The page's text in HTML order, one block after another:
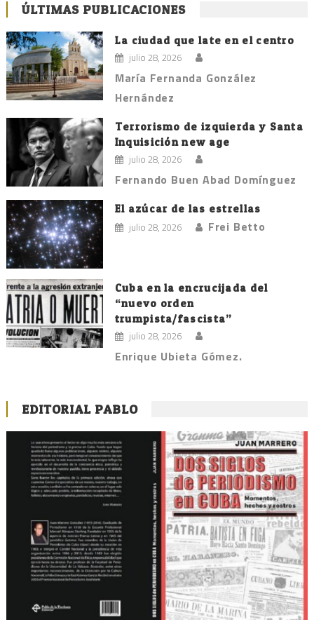
ÚLTIMAS PUBLICACIONES
La ciudad que late en el centro
julio 28, 2026
María Fernanda González
Hernández
Terrorismo de izquierda y Santa
Inquisición new age
julio 28, 2026
Fernando Buen Abad Domínguez
El azúcar de las estrellas
julio 28, 2026 Frei Betto
Cuba en la encrucijada del
“nuevo orden
trumpista/fascista”
julio 28, 2026
Enrique Ubieta Gómez.
EDITORIAL PABLO